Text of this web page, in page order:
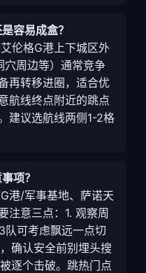
容易成盒？
伦格G港上下城区外
穴周边等）通常竞争
再转移进圈，适合优
航线终点附近的跳点
建议选航线两侧1-2格
项？
港/军事基地、萨诺天
注意三点：1. 观察周
队可考虑飘远一点切
确认安全前别埋头搜
逐个击破。跳热门点